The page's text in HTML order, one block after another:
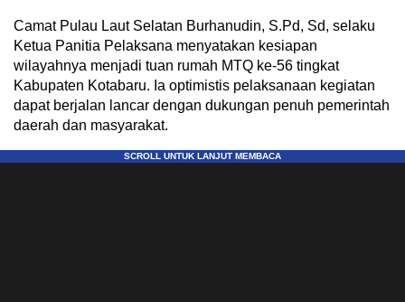
Camat Pulau Laut Selatan Burhanudin, S.Pd, Sd, selaku
Ketua Panitia Pelaksana menyatakan kesiapan
wilayahnya menjadi tuan rumah MTQ ke-56 tingkat
Kabupaten Kotabaru. Ia optimistis pelaksanaan kegiatan
dapat berjalan lancar dengan dukungan penuh pemerintah
daerah dan masyarakat.